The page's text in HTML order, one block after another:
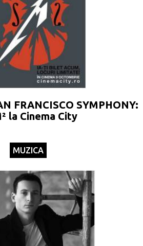
FRANCISCO SYMPHONY:
la Cinema City
MUZICA